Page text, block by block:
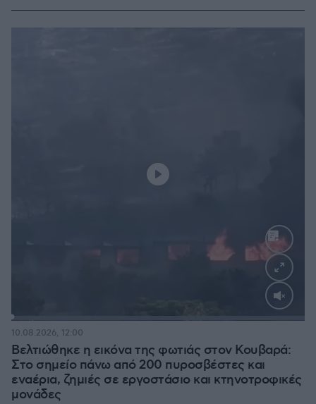
Loaded:
Βελτιώθηκε η εικόνα της φωτιάς στον Κουβαρά:
Στο σημείο πάνω από 200 πυροσβέστες και
εναέρια, ζημιές σε εργοστάσιο και κτηνοτροφικές
μονάδες
10.08.2026, 12:00